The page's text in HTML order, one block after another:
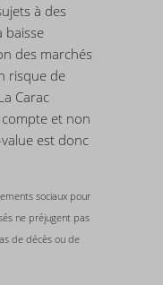
à des
baisse
des marchés
risque de
Carac
compte et non
est donc
sociaux pour
ne préjugent pas
de décès ou de